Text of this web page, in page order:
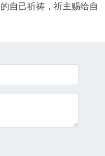
自己祈祷，祈主赐给自